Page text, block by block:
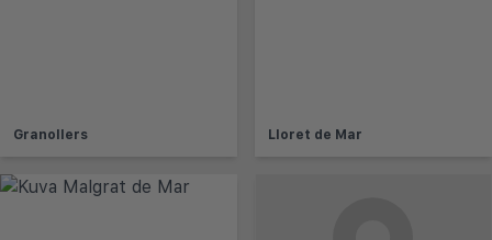
Granollers Lloret de Mar